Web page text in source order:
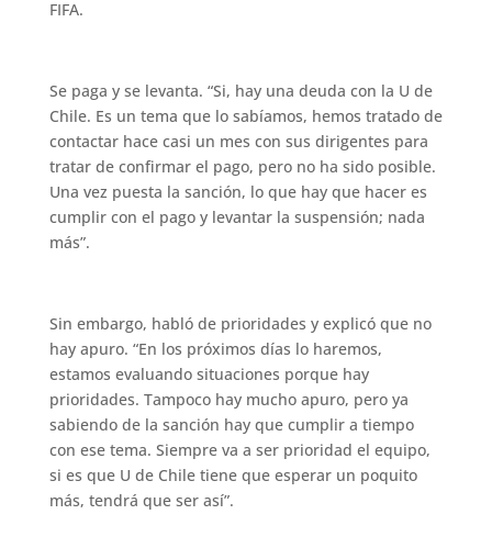
FIFA.
Se paga y se levanta. “Si, hay una deuda con la U de
Chile. Es un tema que lo sabíamos, hemos tratado de
contactar hace casi un mes con sus dirigentes para
tratar de confirmar el pago, pero no ha sido posible.
Una vez puesta la sanción, lo que hay que hacer es
cumplir con el pago y levantar la suspensión; nada
más”.
Sin embargo, habló de prioridades y explicó que no
hay apuro. “En los próximos días lo haremos,
estamos evaluando situaciones porque hay
prioridades. Tampoco hay mucho apuro, pero ya
sabiendo de la sanción hay que cumplir a tiempo
con ese tema. Siempre va a ser prioridad el equipo,
si es que U de Chile tiene que esperar un poquito
más, tendrá que ser así”.